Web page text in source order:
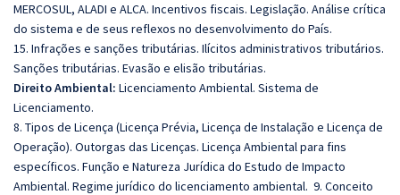
MERCOSUL, ALADI e ALCA. Incentivos fiscais. Legislação. Análise crítica
do sistema e de seus reflexos no desenvolvimento do País.
15. Infrações e sanções tributárias. Ilícitos administrativos tributários.
Sanções tributárias. Evasão e elisão tributárias.
Direito Ambiental: Licenciamento Ambiental. Sistema de
Licenciamento.
8. Tipos de Licença (Licença Prévia, Licença de Instalação e Licença de
Operação). Outorgas das Licenças. Licença Ambiental para fins
específicos. Função e Natureza Jurídica do Estudo de Impacto
Ambiental. Regime jurídico do licenciamento ambiental. 9. Conceito